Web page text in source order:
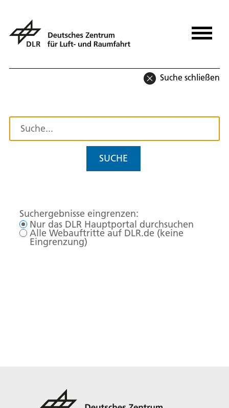
Suche schließen
SUCHE
Suchergebnisse eingrenzen:
Nur das DLR Hauptportal durchsuchen
Alle Webauftritte auf DLR.de (keine
Eingrenzung)